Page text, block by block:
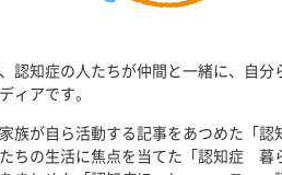
認知症の人たちが仲間と一緒に、自
ィアです。
族が自ら活動する記事をあつめた「
ちの生活に焦点を当てた「認知症 暮